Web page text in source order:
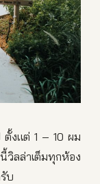
ตั้งแต่ 1 – 10 ผม
วิลล่าเต็มทุกห้อง
บ